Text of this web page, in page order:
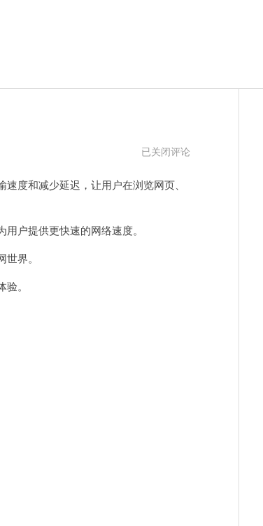
神
速
已关闭评论
和减少延迟，让用户在浏览网页、
户提供更快速的网络速度。
界。
。